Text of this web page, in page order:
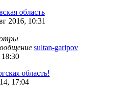
область
2016, 10:31
sultan-garipov
18:30
область!
17:04